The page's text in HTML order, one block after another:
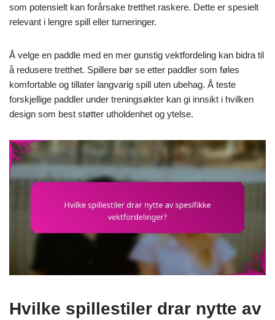
som potensielt kan forårsake tretthet raskere. Dette er spesielt
relevant i lengre spill eller turneringer.
Å velge en paddle med en mer gunstig vektfordeling kan bidra til
å redusere tretthet. Spillere bør se etter paddler som føles
komfortable og tillater langvarig spill uten ubehag. Å teste
forskjellige paddler under treningsøkter kan gi innsikt i hvilken
design som best støtter utholdenhet og ytelse.
Hvilke spillestiler drar nytte av